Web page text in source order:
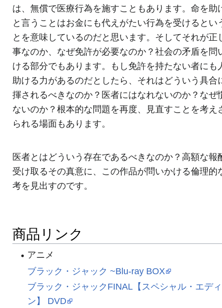
は、無償で医療行為を施すこともあります。命を助
と言うことはお金にも代えがたい行為を受けるとい
とを意味しているのだと思います。そしてそれが正
事なのか、なぜ免許が必要なのか？社会の矛盾を問
ける部分でもあります。もし免許を持たない者にも
助ける力があるのだとしたら、それはどういう具合
揮されるべきなのか？医者にはなれないのか？なぜ
ないのか？根本的な問題を再度、見直すことを考え
られる場面もあります。
医者とはどういう存在であるべきなのか？高額な報
受け取るその真意に、この作品が問いかける倫理的
考を見出すのです。
商品リンク
アニメ
ブラック・ジャック ~Blu-ray BOX
ブラック・ジャックFINAL【スペシャル・エデ
ン】 DVD